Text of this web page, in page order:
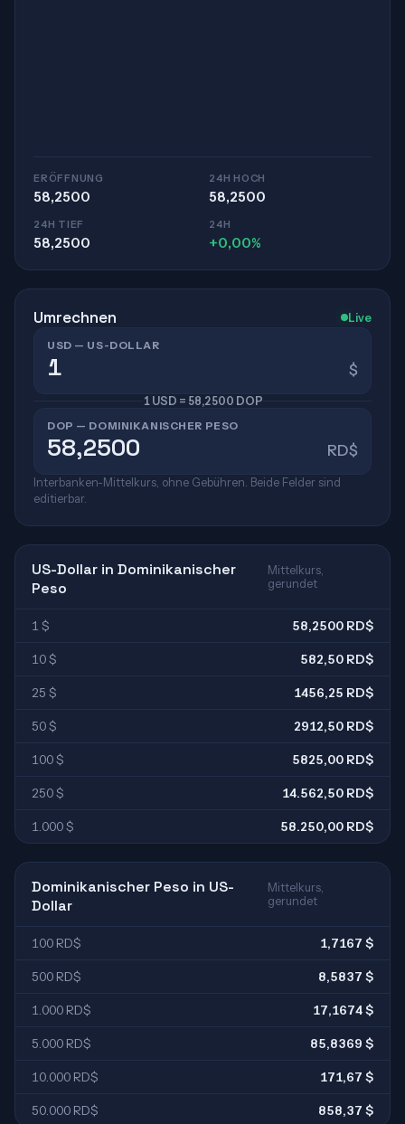
ERÖFFNUNG
58,2500
24H HOCH
58,2500
24H TIEF
58,2500
24H
+0,00%
Umrechnen Live
USD — US-DOLLAR
$
1 USD = 58,2500 DOP
DOP — DOMINIKANISCHER PESO
RD$
Interbanken-Mittelkurs, ohne Gebühren. Beide Felder sind
editierbar.
US-Dollar in Dominikanischer
Peso
Mittelkurs,
gerundet
1 $ 58,2500 RD$
10 $ 582,50 RD$
25 $ 1456,25 RD$
50 $ 2912,50 RD$
100 $ 5825,00 RD$
250 $ 14.562,50 RD$
1.000 $ 58.250,00 RD$
Dominikanischer Peso in US-
Dollar
Mittelkurs,
gerundet
100 RD$ 1,7167 $
500 RD$ 8,5837 $
1.000 RD$ 17,1674 $
5.000 RD$ 85,8369 $
10.000 RD$ 171,67 $
50.000 RD$ 858,37 $